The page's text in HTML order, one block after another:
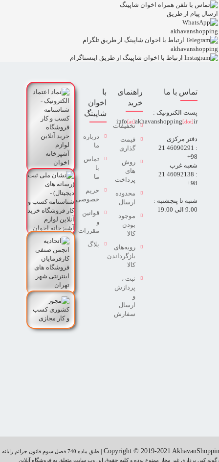
ارسال پیام از طریق
akhavanshopping
akhavanshopping
تماس با ما
پست الکترونیک :
info[at]akhavanshopping[dot]ir
دفتر مرکزی
: 46090291 21
98+
شعبه غرب
: 46092138 21
98+
شنبه تا پنجشنبه :
9:00 الی 19:00
راهنمای
خرید
تخفیفات
قیمت
گذاری
روش
های
پرداخت
محدوده
ارسال
موجود
بودن
کالا
رویه‌های
بازگرداندن
کالا
ثبت ،
پردازش
و
ارسال
سفارش
با
اخوان
شاپینگ
درباره
ما
تماس
با
ما
حریم
خصوصی
قوانین
و
مقررات
بلاگ
Copyright © 2019-2021
|
طبق ماده 740 فصل سوم قانون جرائم رایانه
کپی برداری غیر مجاز ممنوع بوده و کلیه حقوق اين وب سايت متعلق به فروشگاه آنلاین